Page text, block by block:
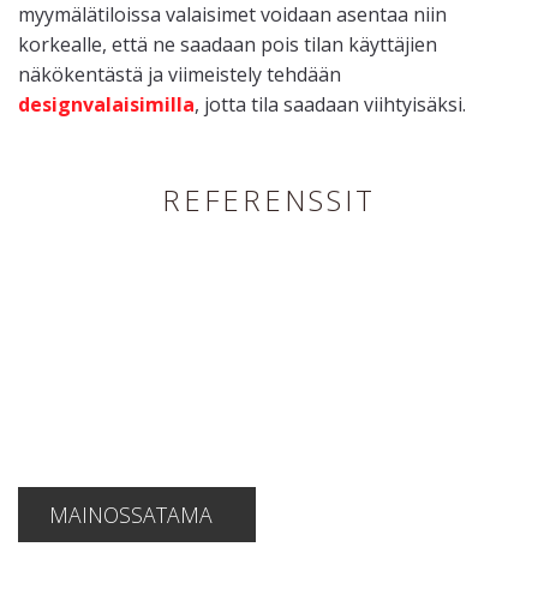
myymälätiloissa valaisimet voidaan asentaa niin
korkealle, että ne saadaan pois tilan käyttäjien
näkökentästä ja viimeistely tehdään
designvalaisimilla, jotta tila saadaan viihtyisäksi.
REFERENSSIT
MAINOSSATAMA